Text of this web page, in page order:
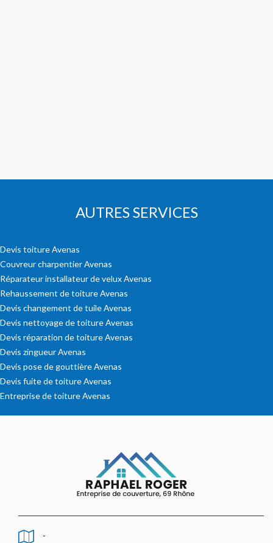
AUTRES SERVICES
Devis toiture Avenas
Couvreur charpentier Avenas
Réparateur installateur de velux Avenas
Rehaussement de toiture Avenas
Devis changement de tuile Avenas
Devis nettoyage de toiture Avenas
Devis réparation de toiture Avenas
Devis zingueur Avenas
Devis pose de gouttière Avenas
Devis fuite de toiture Avenas
Entreprise de toiture Avenas
-